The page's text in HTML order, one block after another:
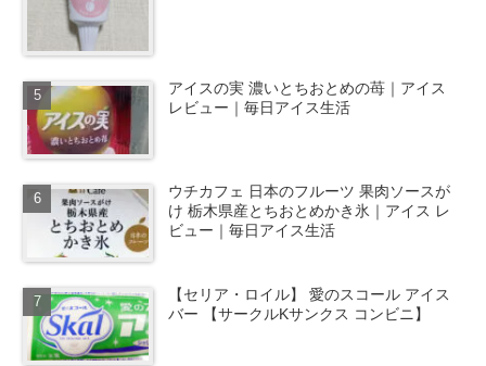
アイスの実 濃いとちおとめの苺｜アイス
レビュー｜毎日アイス生活
ウチカフェ 日本のフルーツ 果肉ソースが
け 栃木県産とちおとめかき氷｜アイス レ
ビュー｜毎日アイス生活
【セリア・ロイル】 愛のスコール アイス
バー 【サークルKサンクス コンビニ】